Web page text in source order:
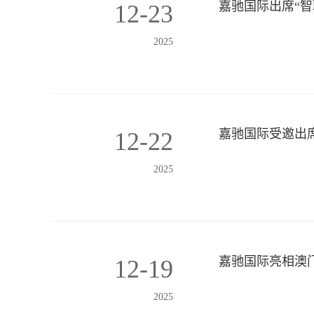
12-23
2025
嘉驰国际出席“
12-22
2025
嘉驰国际受邀出
12-19
2025
嘉驰国际亮相澳